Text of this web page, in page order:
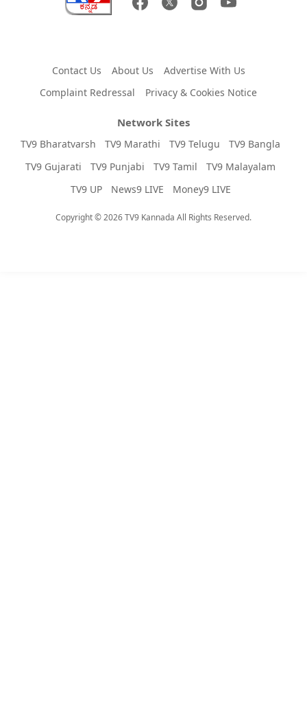
Contact Us About Us
Advertise With Us
Complaint Redressal
Privacy & Cookies Notice
Network Sites
TV9 Bharatvarsh TV9 Marathi TV9 Telugu
TV9 Bangla
TV9 Gujarati
TV9 Punjabi TV9 Tamil
TV9 Malayalam
TV9 UP
News9 LIVE Money9 LIVE
Copyright © 2026 TV9 Kannada All Rights Reserved.